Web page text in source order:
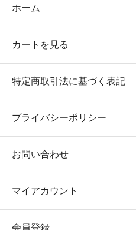
ホーム
カートを見る
特定商取引法に基づく表記
プライバシーポリシー
お問い合わせ
マイアカウント
会員登録